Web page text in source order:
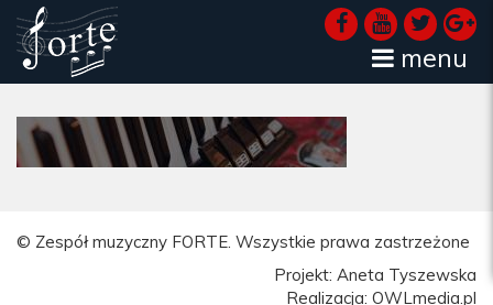
menu
© Zespół muzyczny FORTE. Wszystkie prawa zastrzeżone
Projekt: Aneta Tyszewska
Realizacja: OWLmedia.pl